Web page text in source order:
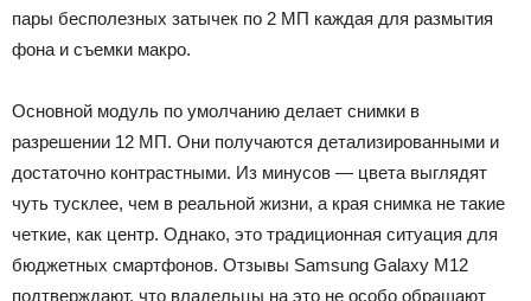
пары бесполезных затычек по 2 МП каждая для размытия
фона и съемки макро.
Основной модуль по умолчанию делает снимки в
разрешении 12 МП. Они получаются детализированными и
достаточно контрастными. Из минусов — цвета выглядят
чуть тусклее, чем в реальной жизни, а края снимка не такие
четкие, как центр. Однако, это традиционная ситуация для
бюджетных смартфонов. Отзывы Samsung Galaxy M12
подтверждают, что владельцы на это не особо обращают